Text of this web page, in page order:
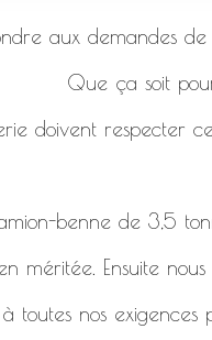
aux demandes
Que ça soit
doivent respecter
benne de 3,5
méritée. Ensuite
toutes nos exigences